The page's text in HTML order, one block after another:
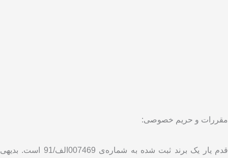
مقررات و حریم خصوصی:
قدم یار یک برند ثبت شده به شماره‌ی 007469الف/91 است. بدیهی